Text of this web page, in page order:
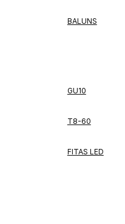
BALUNS
GU10
T8-60
FITAS LED